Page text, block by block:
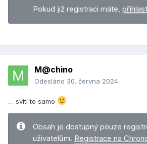
Pokud již registraci máte,
M@chino
Odesláno 30. června 2024
… svítí to samo
Obsah je dostupný pouze
uživatelům. Registrace na